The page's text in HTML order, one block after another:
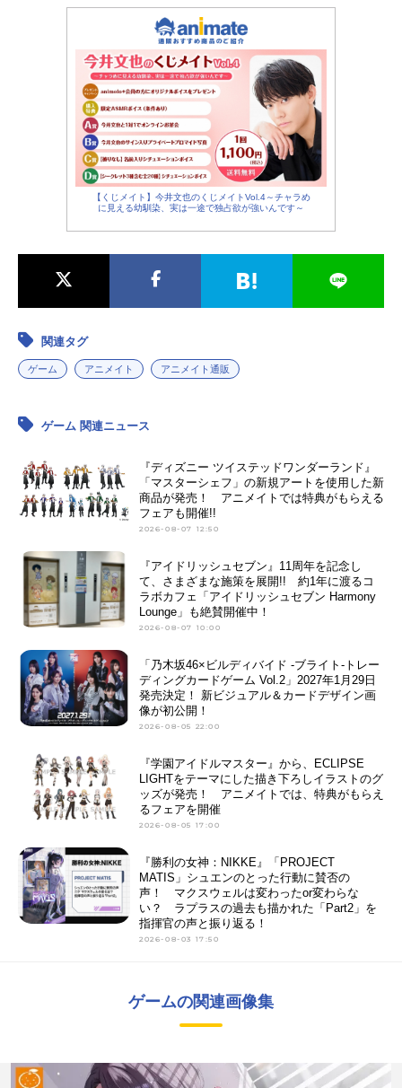
【くじメイト】今井文也のくじメイトVol.4～チャラめ
に見える幼馴染、実は一途で独占欲が強いんです～
関連タグ
ゲーム アニメイト アニメイト通販
ゲーム 関連ニュース
『ディズニー ツイステッドワンダーランド』
「マスターシェフ」の新規アートを使用した新
商品が発売！ アニメイトでは特典がもらえる
フェアも開催!!
2026-08-07 12:50
『アイドリッシュセブン』11周年を記念し
て、さまざまな施策を展開!! 約1年に渡るコ
ラボカフェ「アイドリッシュセブン Harmony
Lounge」も絶賛開催中！
2026-08-07 10:00
「乃木坂46×ビルディバイド -ブライト-トレー
ディングカードゲーム Vol.2」2027年1月29日
発売決定！ 新ビジュアル＆カードデザイン画
像が初公開！
2026-08-05 22:00
『学園アイドルマスター』から、ECLIPSE
LIGHTをテーマにした描き下ろしイラストのグ
ッズが発売！ アニメイトでは、特典がもらえ
るフェアを開催
2026-08-05 17:00
『勝利の女神：NIKKE』「PROJECT
MATIS」シュエンのとった行動に賛否の
声！ マクスウェルは変わったor変わらな
い？ ラプラスの過去も描かれた「Part2」を
指揮官の声と振り返る！
2026-08-03 17:50
ゲームの関連画像集